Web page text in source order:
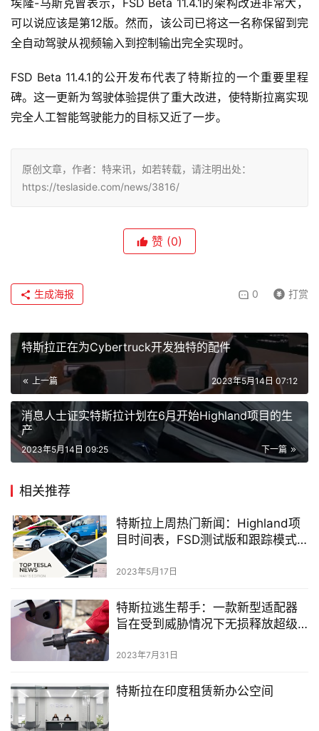
埃隆-马斯克曾表示，FSD Beta 11.4.1的架构改进非常大，
可以说应该是第12版。然而，该公司已将这一名称保留到完
全自动驾驶从视频输入到控制输出完全实现时。
FSD Beta 11.4.1的公开发布代表了特斯拉的一个重要里程
碑。这一更新为驾驶体验提供了重大改进，使特斯拉离实现
完全人工智能驾驶能力的目标又近了一步。
原创文章，作者：特来讯，如若转载，请注明出处：
https://teslaside.com/news/3816/
赞 (0)
0 打赏
生成海报
特斯拉正在为Cybertruck开发独特的配件
上一篇 2023年5月14日 07:12
消息人士证实特斯拉计划在6月开始Highland项目的生
产
下一篇
2023年5月14日 09:25
相关推荐
特斯拉上周热门新闻：Highland项
目时间表，FSD测试版和跟踪模式
2023年5月17日
特斯拉逃生帮手：一款新型适配器
旨在受到威胁情况下无损释放超级
2023年7月31日
特斯拉在印度租赁新办公空间